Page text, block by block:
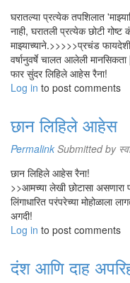
घरातल्या प्रत्येक तपशिलात
नाही, घरातली प्रत्येक छोटी
माझ्याच्याने.>>>>>प्रचंड
वर्षानुवर्षे चालत आलेली
फार सुंदर लिहिले आहेस रैना!
Log in to post comments
छान लिहिले आहेस
Permalink Submitted by
छान लिहिले आहेस रैना!
>>आमच्या लेखी छोटासा
लिंगाधारित परंपरेच्या मोहोळाला
अगदी!
Log in to post comments
दंश आणि दाह